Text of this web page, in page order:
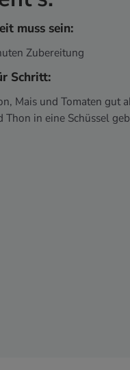
muss sein:
Zubereitung
Schritt:
Mais und Tomaten gut
Thon in eine Schüssel